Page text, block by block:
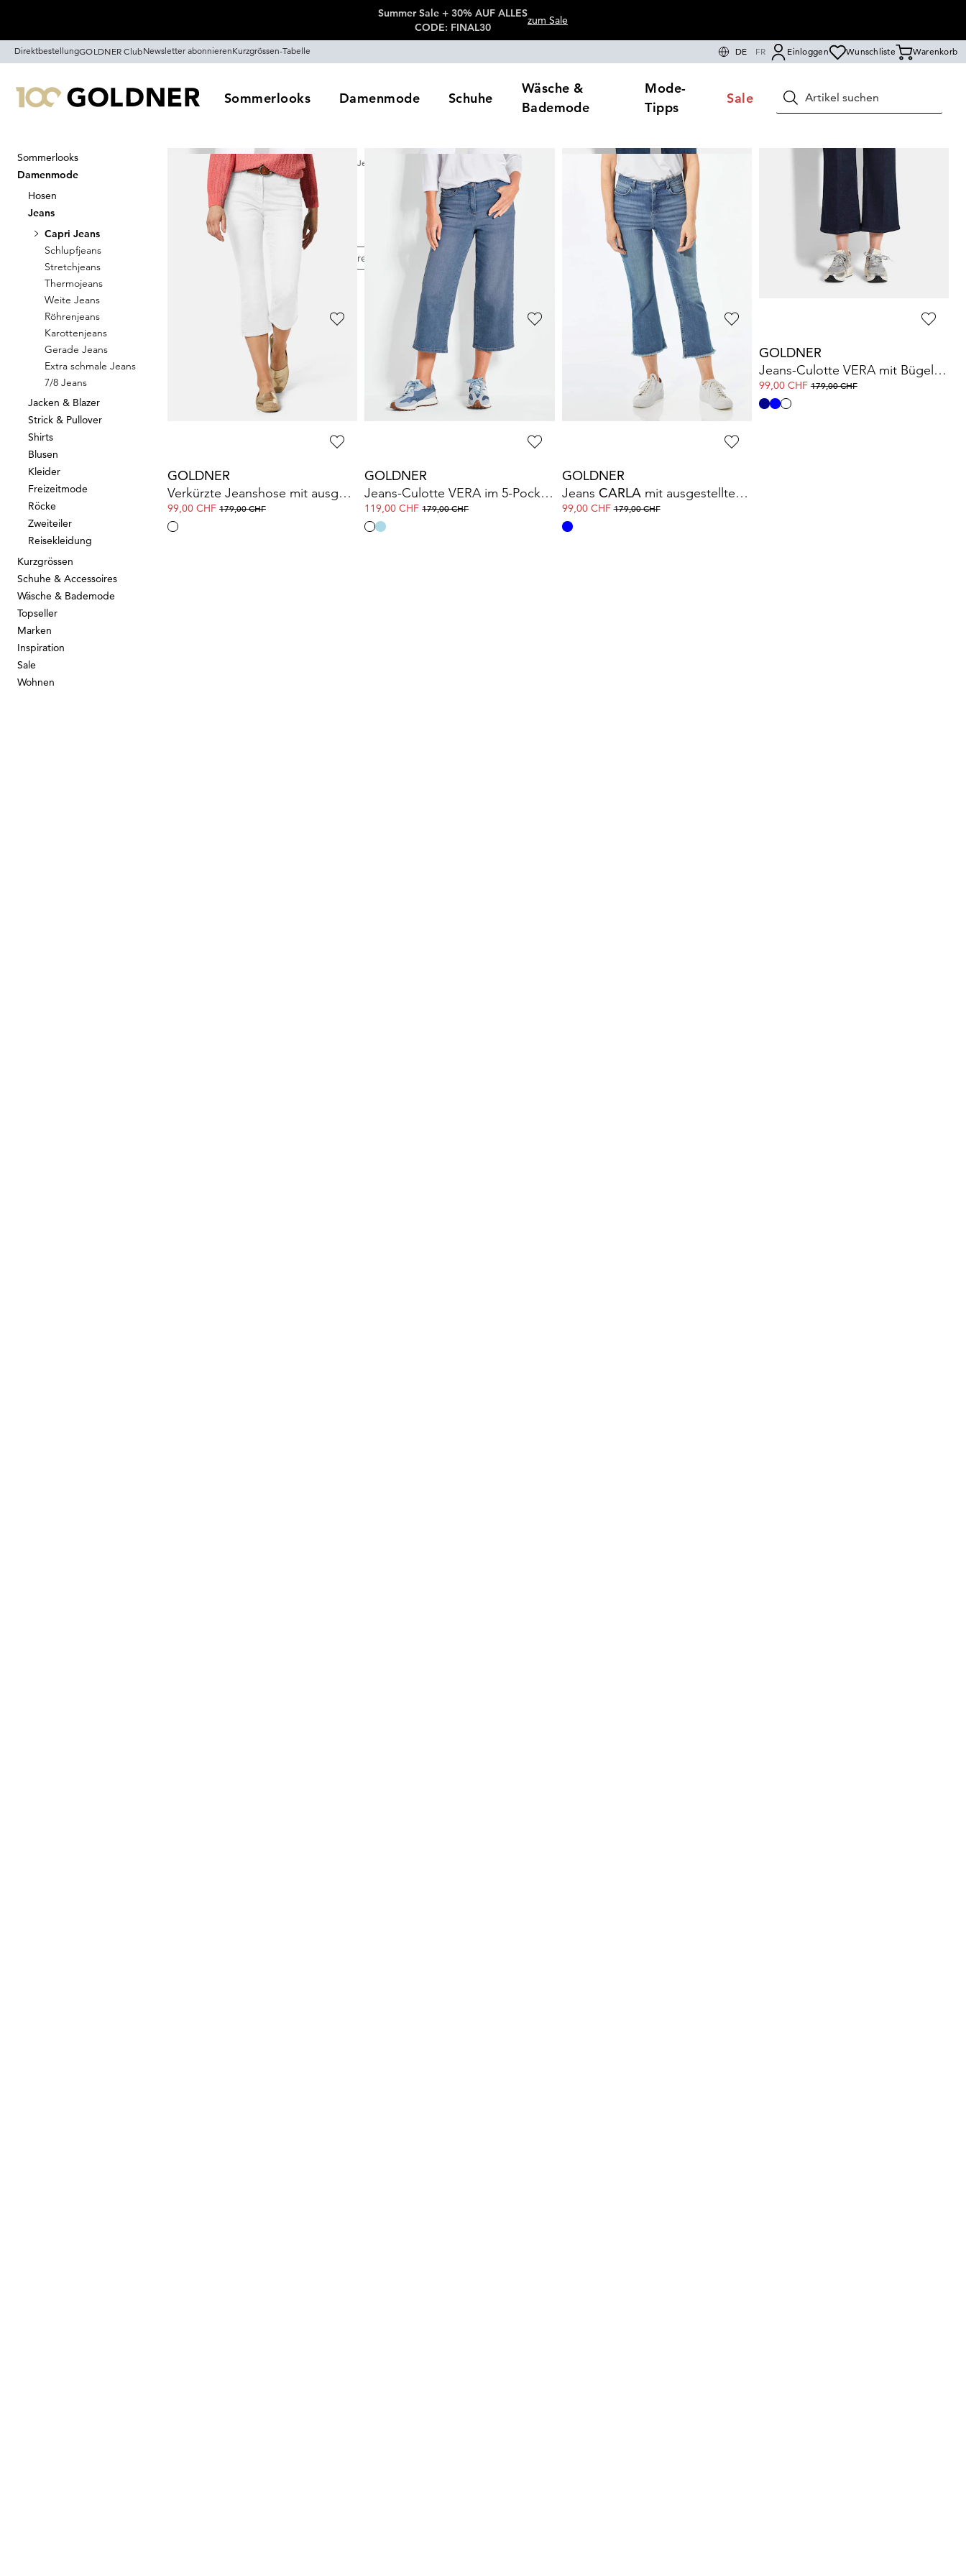
Summer Sale + 30% AUF ALLES
CODE: FINAL30
zum Sale
DirektbestellungGOLDNER ClubNewsletter abonnierenKurzgrössen-Tabelle DE FR Einloggen Wunschliste Warenkorb
Sommerlooks Damenmode Schuhe
Wäsche &
Bademode
Mode-
Tipps
Sale Suchen
Sommerlooks
Damenmode
Hosen
Jeans
Capri Jeans
Schlupfjeans
Stretchjeans
Thermojeans
Weite Jeans
Röhrenjeans
Karottenjeans
Gerade Jeans
Extra schmale Jeans
7/8 Jeans
Jacken & Blazer
Strick & Pullover
Shirts
Blusen
Kleider
Freizeitmode
Röcke
Zweiteiler
Reisekleidung
Kurzgrössen
Schuhe & Accessoires
Wäsche & Bademode
Topseller
Marken
Inspiration
Sale
Wohnen
Damenmode Jeans Capri Jeans
Capri Jeans 7 Artikel
Preis
179,00 CHF
GOLDNER
119,00 CHF179,00 CHF 179,00 CHF
GOLDNER
Jeans-Culotte VERA mit Bügelfalten
99,00 CHF179,00 CHF
GOLDNER
Verkürzte Jeanshose mit ausgestelltem Saum
99,00 CHF 179,00 CHF
GOLDNER
Jeans-Culotte VERA im 5-Pocket-Stil
119,00 CHF179,00 CHF
GOLDNER
Jeans CARLAmit ausgestelltem Bein
99,00 CHF179,00 CHF